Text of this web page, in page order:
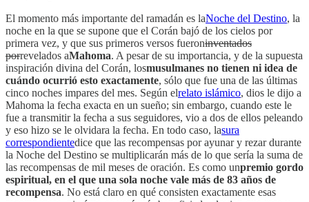
El momento más importante del ramadán es laNoche del Destino, la
noche en la que se supone que el Corán bajó de los cielos por
primera vez, y que sus primeros versos fueroninventados
porrevelados aMahoma. A pesar de su importancia, y de la supuesta
inspiración divina del Corán, losmusulmanes no tienen ni idea de
cuándo ocurrió esto exactamente, sólo que fue una de las últimas
cinco noches impares del mes. Según elrelato islámico, dios le dijo a
Mahoma la fecha exacta en un sueño; sin embargo, cuando este le
fue a transmitir la fecha a sus seguidores, vio a dos de ellos peleando
y eso hizo se le olvidara la fecha. En todo caso, lasura
correspondientedice que las recompensas por ayunar y rezar durante
la Noche del Destino se multiplicarán más de lo que sería la suma de
las recompensas de mil meses de oración. Es como unpremio gordo
espiritual, en el que una sola noche vale más de 83 años de
recompensa. No está claro en qué consisten exactamente esas